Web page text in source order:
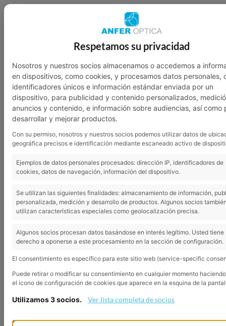
949 23 07 46
601 136 762
Respetamos su privacidad
Nosotros y nuestros socios almacenamos o accedemos a
en dispositivos, como cookies, y procesamos datos personales,
identificadores únicos e información estándar enviada por un
dispositivo, para publicidad y contenido personalizados,
anuncios y contenido, e información sobre audiencias, así como
desarrollar y mejorar productos.
Con su permiso, nosotros y nuestros socios podemos utilizar datos de
geográfica precisos e identificación mediante escaneado activo de
Ejemplos de datos personales procesados: dirección IP, identificadores de
cookies, datos de navegación, información del dispositivo.
Se utilizan las siguientes finalidades: almacenamiento de información,
personalizada, medición y desarrollo de productos. Algunos socios
utilizan características especiales como geolocalización precisa.
Algunos socios procesan datos basándose en interés legítimo. Usted tiene
derecho a oponerse a este procesamiento en la sección de configuración.
El consentimiento es específico para este sitio web (service-specific
Puede retirar o modificar su consentimiento en cualquier momento
el icono de configuración de cookies que aparece en la esquina de la
Utilizamos 3 socios. Ver lista completa de socios